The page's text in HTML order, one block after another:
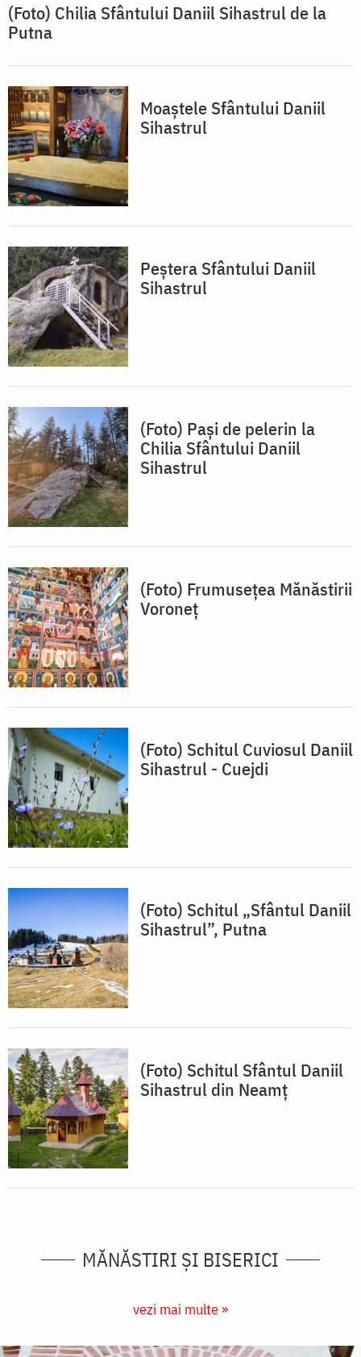
(Foto) Chilia Sfântului Daniil Sihastrul de la
Putna
Moaștele Sfântului Daniil
Sihastrul
Peștera Sfântului Daniil
Sihastrul
(Foto) Pași de pelerin la
Chilia Sfântului Daniil
Sihastrul
(Foto) Frumusețea Mănăstirii
Voroneț
(Foto) Schitul Cuviosul Daniil
Sihastrul - Cuejdi
(Foto) Schitul „Sfântul Daniil
Sihastrul”, Putna
(Foto) Schitul Sfântul Daniil
Sihastrul din Neamț
MĂNĂSTIRI ȘI BISERICI
vezi mai multe »